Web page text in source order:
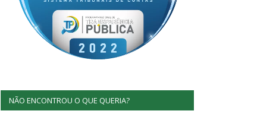
NÃO ENCONTROU O QUE QUERIA?